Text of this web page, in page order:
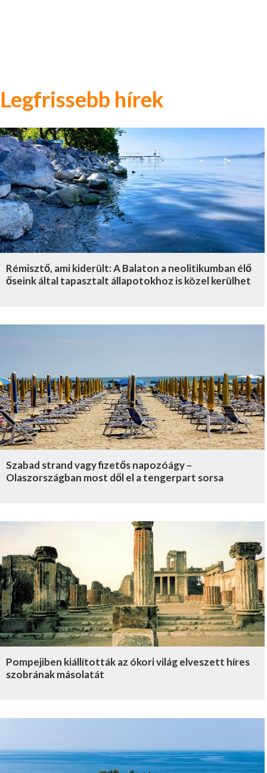
Legfrissebb hírek
Rémisztő, ami kiderült: A Balaton a neolitikumban élő
őseink által tapasztalt állapotokhoz is közel kerülhet
Szabad strand vagy fizetős napozóágy –
Olaszországban most dől el a tengerpart sorsa
Pompejiben kiállították az ókori világ elveszett híres
szobrának másolatát